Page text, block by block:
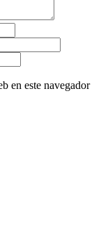
en este navegador